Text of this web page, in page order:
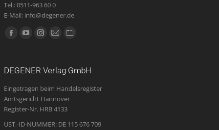
Tel.: 0511-963 60 0
E-Mail: info@degener.de
Finden Sie uns auf:
Facebook
new
window
YouTube
new
window
Instagram
new
window
E-
opens
in
new
Website
new
DEGENER Verlag GmbH
Eingetragen beim Handelsregister
Amtsgericht Hannover
Register-Nr. HRB 4133
UST.-ID-NUMMER: DE 115 676 709